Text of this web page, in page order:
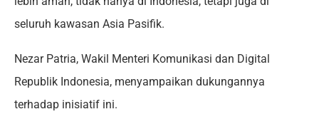
seluruh kawasan Asia Pasifik.
Nezar Patria, Wakil Menteri Komunikasi dan Digital
Republik Indonesia, menyampaikan dukungannya
terhadap inisiatif ini.